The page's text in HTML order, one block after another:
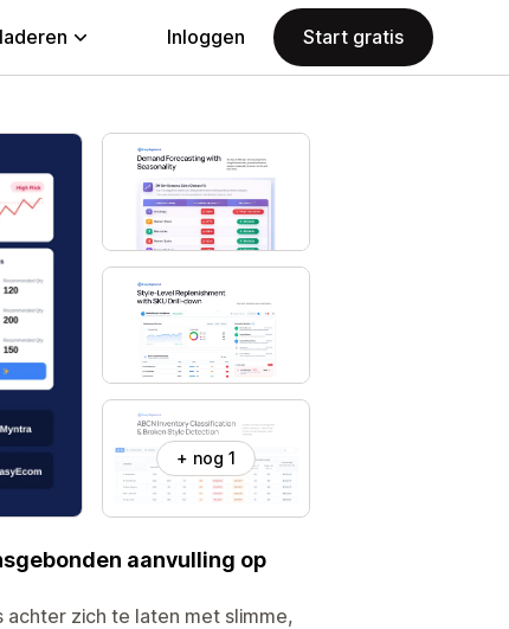
Inloggen Start gratis
+ nog 1
aanvulling op
zich te laten met slimme,